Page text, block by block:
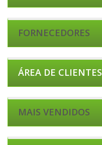
FORNECEDORES
ÁREA DE CLIENTES
MAIS VENDIDOS